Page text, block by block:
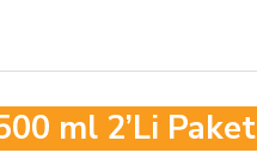
ml 2’Li Paket